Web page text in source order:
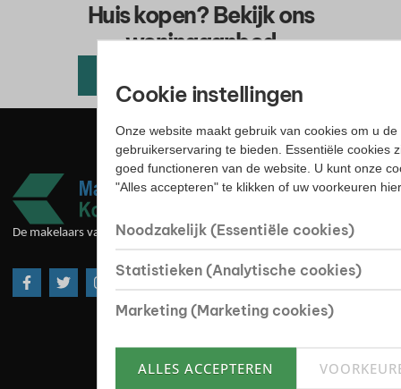
Huis kopen? Bekijk ons
woningaanbod
De makelaars van goede huize
Cookie instellingen
Onze website maakt gebruik van cookies om u
gebruikerservaring te bieden. Essentiële cookies
goed functioneren van de website. U kunt onze
"Alles accepteren" te klikken of uw voorkeuren
Noodzakelijk (Essentiële cookies)
Statistieken (Analytische cookies)
Marketing (Marketing cookies)
ALLES ACCEPTEREN